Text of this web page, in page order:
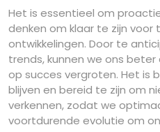
Het is essentieel om
denken om klaar te zijn voor
ontwikkelingen. Door te
trends, kunnen we ons
op succes vergroten. Het is
blijven en bereid te zijn om
verkennen, zodat we
voortdurende evolutie om